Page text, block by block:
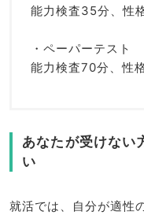
能力検査35分、性
・ペーパーテスト
能力検査70分、性
あなたが受けない
い
就活では、自分が適性